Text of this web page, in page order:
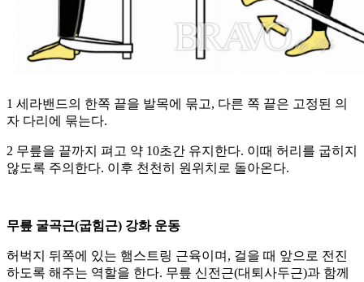
1 세라밴드의 한쪽 끝을 발목에 묶고, 다른 쪽 끝은 고정된 의
자 다리에 묶는다.
2 무릎을 끝까지 펴고 약 10초간 유지한다. 이때 허리를 굽히지
않도록 주의한다. 이후 천천히 원위치로 돌아온다.
무릎 굴곡근(굽힘근) 강화 운동
허벅지 뒤쪽에 있는 햄스트링 근육이며, 걸을 때 앞으로 전진
하도록 해주는 역할을 한다. 무릎 신전근(대퇴사두근)과 함께